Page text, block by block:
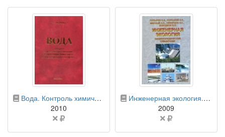
бумажная книга
Вода. Контроль химической, бактериальной и радиационной безопасности по международным стандартам. Энциклопедический справочник
2010
Цена
бумажная книга
Инженерная экология. Энциклопедический справочник. Термины, определения и статьи по различным аспектам инженерной экологии
2009
Цена